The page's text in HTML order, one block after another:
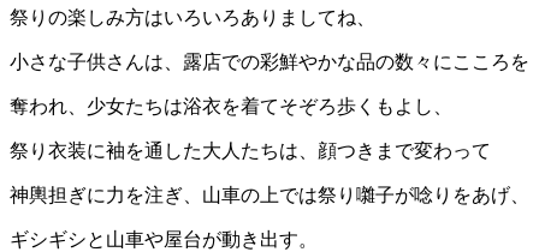
祭りの楽しみ方はいろいろありましてね、
小さな子供さんは、露店での彩鮮やかな品の数々にこころを
奪われ、少女たちは浴衣を着てそぞろ歩くもよし、
祭り衣装に袖を通した大人たちは、顔つきまで変わって
神輿担ぎに力を注ぎ、山車の上では祭り囃子が唸りをあげ、
ギシギシと山車や屋台が動き出す。